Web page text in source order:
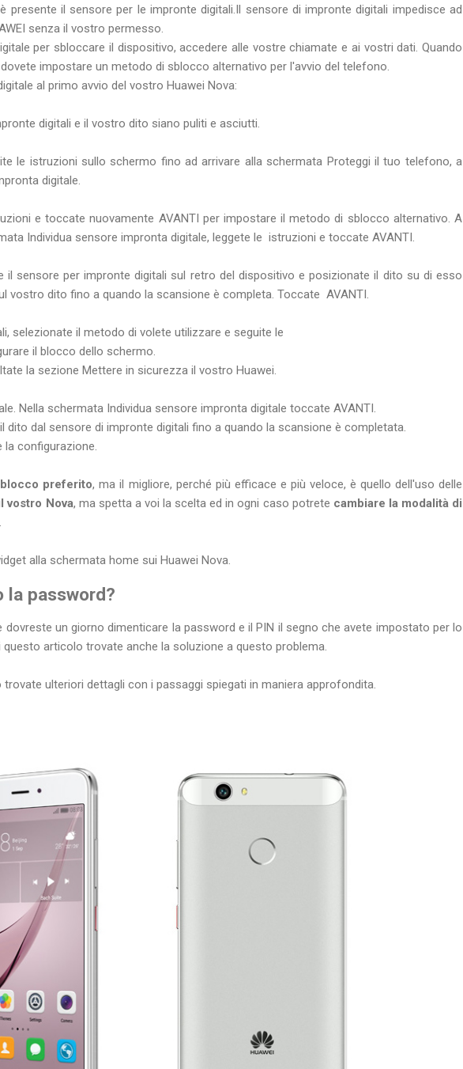
presente il sensore per le impronte digitali.Il sensore di impronte digitali impedisce ad
senza il vostro permesso.
per sbloccare il dispositivo, accedere alle vostre chiamate e ai vostri dati. Quando
impostare un metodo di sblocco alternativo per l'avvio del telefono.
al primo avvio del vostro Huawei Nova:
digitali e il vostro dito siano puliti e asciutti.
le istruzioni sullo schermo fino ad arrivare alla schermata Proteggi il tuo telefono, a
digitale.
e toccate nuovamente AVANTI per impostare il metodo di sblocco alternativo. A
Individua sensore impronta digitale, leggete le istruzioni e toccate AVANTI.
il sensore per impronte digitali sul retro del dispositivo e posizionate il dito su di esso
vostro dito fino a quando la scansione è completa. Toccate AVANTI.
selezionate il metodo di volete utilizzare e seguite le
il blocco dello schermo.
la sezione Mettere in sicurezza il vostro Huawei.
Nella schermata Individua sensore impronta digitale toccate AVANTI.
dito dal sensore di impronte digitali fino a quando la scansione è completata.
la configurazione.
preferito, ma il migliore, perché più efficace e più veloce, è quello dell'uso delle
vostro Nova, ma spetta a voi la scelta ed in ogni caso potrete cambiare la modalità di
.
alla schermata home sui Huawei Nova.
la password?
un giorno dimenticare la password e il PIN il segno che avete impostato per lo
questo articolo trovate anche la soluzione a questo problema.
ulteriori dettagli con i passaggi spiegati in maniera approfondita.